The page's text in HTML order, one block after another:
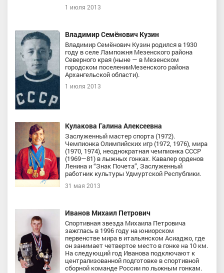
1 июля 2013
Владимир Семёнович Кузин
Владимир Семёнович Кузин родился в 1930
году в селе Лампожня Мезенского района
Северного края (ныне — в Мезенском
городском поселенииМезенского района
Архангельской области).
1 июля 2013
Кулакова Галина Алексеевна
Заслуженный мастер спорта (1972).
Чемпионка Олимпийских игр (1972, 1976), мира
(1970, 1974), неоднократная чемпионка СССР
(1969—81) в лыжных гонках. Кавалер орденов
Ленина и “Знак Почета”, Заслуженный
работник культуры Удмуртской Республики.
31 мая 2013
Иванов Михаил Петрович
Спортивная звезда Михаила Петровича
зажглась в 1996 году на юниорском
первенстве мира в итальянском Асиаджо, где
он занимает четвертое место в гонке на 10 км.
На следующий год Иванова подключают к
централизованной подготовке в спортивной
сборной команде России по лыжным гонкам.